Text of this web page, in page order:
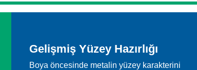
Gelişmiş Yüzey Hazırlığı
Boya öncesinde metalin yüzey karakterini